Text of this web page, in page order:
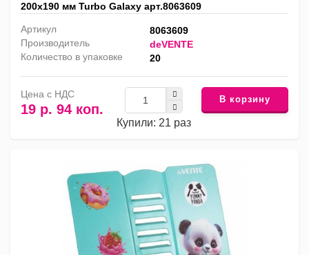
200х190 мм Turbo Galaxy арт.8063609
Артикул
8063609
Производитель
deVENTE
Количество в упаковке
20
Цена с НДС
19 р. 94 коп.
Купили: 21 раз
В корзину